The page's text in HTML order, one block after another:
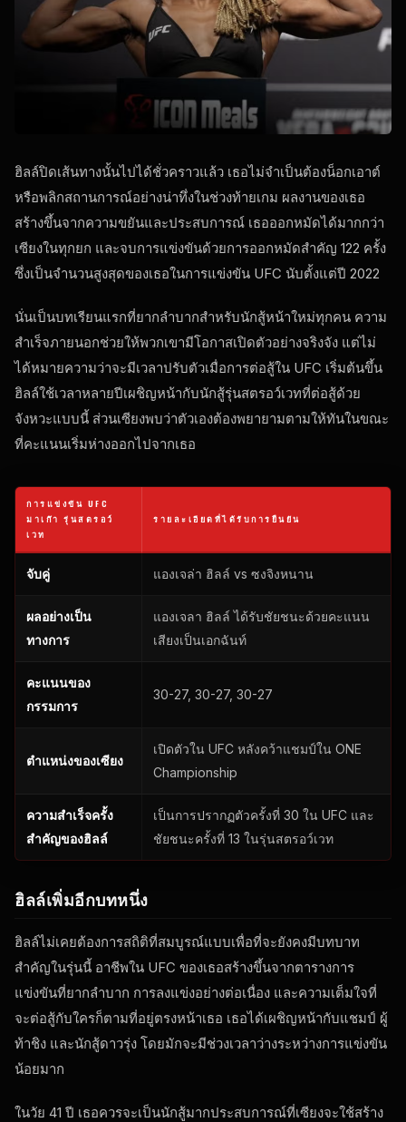
ฮิลล์ปิดเส้นทางนั้นไปได้ชั่วคราวแล้ว เธอไม่จำเป็นต้องน็อกเอาต์
หรือพลิกสถานการณ์อย่างน่าทึ่งในช่วงท้ายเกม ผลงานของเธอ
สร้างขึ้นจากความขยันและประสบการณ์ เธอออกหมัดได้มากกว่า
เซียงในทุกยก และจบการแข่งขันด้วยการออกหมัดสำคัญ 122 ครั้ง
ซึ่งเป็นจำนวนสูงสุดของเธอในการแข่งขัน UFC นับตั้งแต่ปี 2022
นั่นเป็นบทเรียนแรกที่ยากลำบากสำหรับนักสู้หน้าใหม่ทุกคน ความ
สำเร็จภายนอกช่วยให้พวกเขามีโอกาสเปิดตัวอย่างจริงจัง แต่ไม่
ได้หมายความว่าจะมีเวลาปรับตัวเมื่อการต่อสู้ใน UFC เริ่มต้นขึ้น
ฮิลล์ใช้เวลาหลายปีเผชิญหน้ากับนักสู้รุ่นสตรอว์เวทที่ต่อสู้ด้วย
จังหวะแบบนี้ ส่วนเซียงพบว่าตัวเองต้องพยายามตามให้ทันในขณะ
ที่คะแนนเริ่มห่างออกไปจากเธอ
การแข่งขัน UFC
มาเก๊า รุ่นสตรอว์
เวท
รายละเอียดที่ได้รับการยืนยัน
จับคู่ แองเจล่า ฮิลล์ vs ซงจิงหนาน
ผลอย่างเป็น
ทางการ
แองเจลา ฮิลล์ ได้รับชัยชนะด้วยคะแนน
เสียงเป็นเอกฉันท์
คะแนนของ
กรรมการ
30-27, 30-27, 30-27
ตำแหน่งของเซียง
เปิดตัวใน UFC หลังคว้าแชมป์ใน ONE
Championship
ความสำเร็จครั้ง
สำคัญของฮิลล์
เป็นการปรากฏตัวครั้งที่ 30 ใน UFC และ
ชัยชนะครั้งที่ 13 ในรุ่นสตรอว์เวท
ฮิลล์เพิ่มอีกบทหนึ่ง
ฮิลล์ไม่เคยต้องการสถิติที่สมบูรณ์แบบเพื่อที่จะยังคงมีบทบาท
สำคัญในรุ่นนี้ อาชีพใน UFC ของเธอสร้างขึ้นจากตารางการ
แข่งขันที่ยากลำบาก การลงแข่งอย่างต่อเนื่อง และความเต็มใจที่
จะต่อสู้กับใครก็ตามที่อยู่ตรงหน้าเธอ เธอได้เผชิญหน้ากับแชมป์ ผู้
ท้าชิง และนักสู้ดาวรุ่ง โดยมักจะมีช่วงเวลาว่างระหว่างการแข่งขัน
น้อยมาก
ในวัย 41 ปี เธอควรจะเป็นนักสู้มากประสบการณ์ที่เซียงจะใช้สร้าง